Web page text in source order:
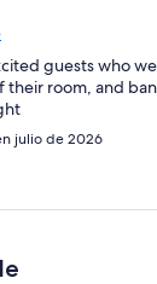
guests who
their room, and
julio de 2026